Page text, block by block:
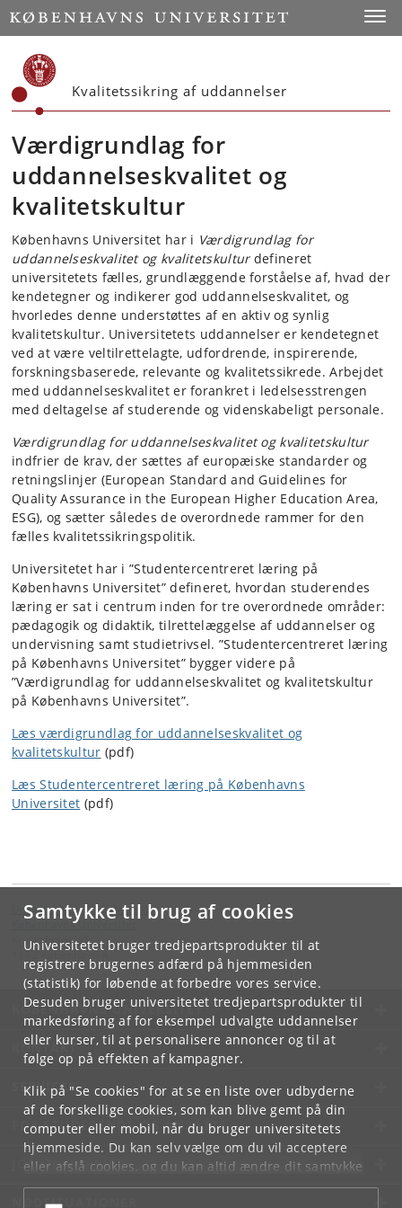
Samtykke til brug af cookies
Universitetet bruger tredjepartsprodukter til at
registrere brugernes adfærd på hjemmesiden
(statistik) for løbende at forbedre vores service.
Desuden bruger universitetet tredjepartsprodukter til
markedsføring af for eksempel udvalgte uddannelser
eller kurser, til at personalisere annoncer og til at
følge op på effekten af kampagner.
Klik på "Se cookies" for at se en liste over udbyderne
af de forskellige cookies, som kan blive gemt på din
computer eller mobil, når du bruger universitetets
hjemmeside. Du kan selv vælge om du vil acceptere
eller afslå cookies, og du kan altid ændre dit samtykke
underCookie- og privatlivspolitiksom du finder i
bunden af hver side.
Start
Kvalitetssikring af uddannelser
Værdigrundlag for
uddannelseskvalitet og
kvalitetskultur
Københavns Universitet har i Værdigrundlag for
uddannelseskvalitet og kvalitetskulturdefineret
universitetets fælles, grundlæggende forståelse af, hvad der
kendetegner og indikerer god uddannelseskvalitet, og
hvorledes denne understøttes af en aktiv og synlig
kvalitetskultur. Universitetets uddannelser er kendetegnet
ved at være veltilrettelagte, udfordrende, inspirerende,
forskningsbaserede, relevante og kvalitetssikrede. Arbejdet
med uddannelseskvalitet er forankret i ledelsesstrengen
med deltagelse af studerende og videnskabeligt personale.
Værdigrundlag for uddannelseskvalitet og kvalitetskultur
indfrier de krav, der sættes af europæiske standarder og
retningslinjer (European Standard and Guidelines for
Quality Assurance in the European Higher Education Area,
ESG), og sætter således de overordnede rammer for den
fælles kvalitetssikringspolitik.
Universitetet har i ”Studentercentreret læring på
Københavns Universitet” defineret, hvordan studerendes
læring er sat i centrum inden for tre overordnede områder:
pædagogik og didaktik, tilrettelæggelse af uddannelser og
undervisning samt studietrivsel. ”Studentercentreret læring
på Københavns Universitet” bygger videre på
”Værdigrundlag for uddannelseskvalitet og kvalitetskultur
på Københavns Universitet”.
Læs værdigrundlag for uddannelseskvalitet og
kvalitetskultur (pdf)
Læs Studentercentreret læring på Københavns
Universitet (pdf)
Uddannelser & Studerende
Københavns Universitet
Krystalgade 25
1172 København K
KØBENHAVNS UNIVERSITET
KONTAKT
SERVICES
FOR STUDERENDE OG ANSATTE
JOB OG KARRIERE
NØDSITUATIONER